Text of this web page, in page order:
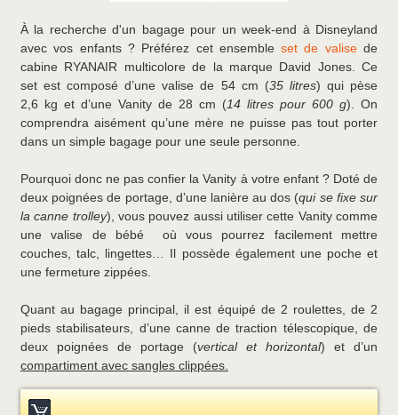
À la recherche d'un bagage pour un week-end à Disneyland
avec vos enfants ? Préférez cet ensembleset de valisede
cabine RYANAIR multicolore de la marque David Jones. Ce
set est composé d’une valise de 54 cm (35 litres) qui pèse
2,6 kg et d’une Vanity de 28 cm (14 litres pour 600 g). On
comprendra aisément qu’une mère ne puisse pas tout porter
dans un simple bagage pour une seule personne.
Pourquoi donc ne pas confier la Vanity à votre enfant ? Doté de
deux poignées de portage, d’une lanière au dos (qui se fixe sur
la canne trolley), vous pouvez aussi utiliser cette Vanity comme
une valise de bébé où vous pourrez facilement mettre
couches, talc, lingettes… Il possède également une poche et
une fermeture zippées.
Quant au bagage principal, il est équipé de 2 roulettes, de 2
pieds stabilisateurs, d’une canne de traction télescopique, de
deux poignées de portage (vertical et horizontal) et d’un
compartiment avec sangles clippées.